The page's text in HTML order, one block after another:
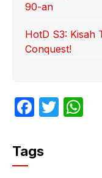
90-an
HotD S3: Kisah
Conquest!
F
c
e
T
Tags